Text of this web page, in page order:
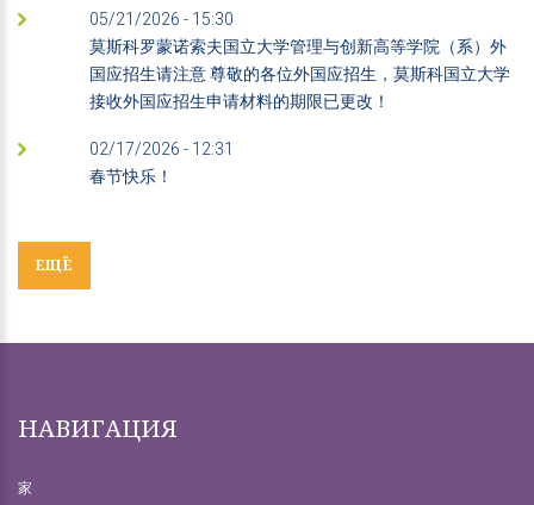
05/21/2026 - 15:30
莫斯科罗蒙诺索夫国立大学管理与创新高等学院（系）外
国应招生请注意 尊敬的各位外国应招生，莫斯科国立大学
接收外国应招生申请材料的期限已更改！
02/17/2026 - 12:31
春节快乐！
ЕЩЁ
НАВИГАЦИЯ
家